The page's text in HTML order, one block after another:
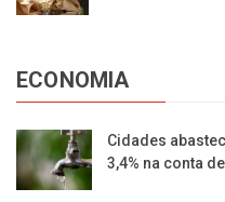
ECONOMIA
Cidades
3,4% na conta